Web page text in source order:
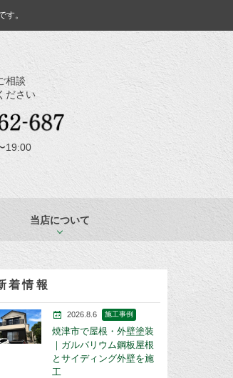
す。
相談
ださい
19:00
当店について
着情報
2026.8.6 施工事例
焼津市で屋根・外壁塗装
｜ガルバリウム鋼板屋根
とサイディング外壁を施
工